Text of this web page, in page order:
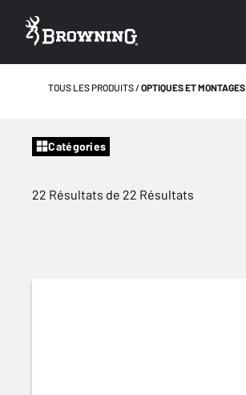
TOUS LES PRODUITS OPTIQUES ET MONTAGES
Catégories
22 Résultats de 22 Résultats